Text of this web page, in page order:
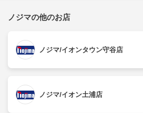
ノジマの他のお店
ノジマ/イオンタウン守谷店
ノジマ/イオン土浦店